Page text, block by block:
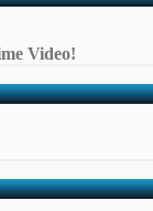
Video!